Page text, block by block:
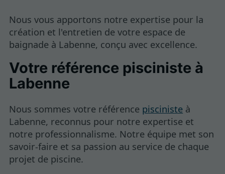
Nous vous apportons notre expertise pour la
création et l'entretien de votre espace de
baignade à Labenne, conçu avec excellence.
Votre référence pisciniste à
Labenne
Nous sommes votre référence pisciniste à
Labenne, reconnus pour notre expertise et
notre professionnalisme. Notre équipe met son
savoir-faire et sa passion au service de chaque
projet de piscine.